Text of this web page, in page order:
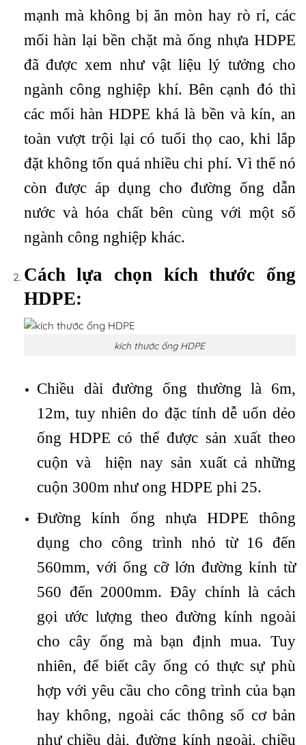
mạnh mà không bị ăn mòn hay rò rỉ, các
mối hàn lại bền chặt mà ống nhựa HDPE
đã được xem như vật liệu lý tưởng cho
ngành công nghiệp khí. Bên cạnh đó thì
các mối hàn HDPE khá là bền và kín, an
toàn vượt trội lại có tuổi thọ cao, khi lắp
đặt không tốn quá nhiều chi phí. Vì thế nó
còn được áp dụng cho đường ống dẫn
nước và hóa chất bên cùng với một số
ngành công nghiệp khác.
Cách lựa chọn kích thước ống
HDPE:
kích thước ống HDPE
Chiều dài đường ống thường là 6m,
12m, tuy nhiên do đặc tính dễ uốn dẻo
ống HDPE có thể được sản xuất theo
cuộn và hiện nay sản xuất cả những
cuộn 300m như ong HDPE phi 25.
Đường kính ống nhựa HDPE thông
dụng cho công trình nhỏ từ 16 đến
560mm, với ống cỡ lớn đường kính từ
560 đến 2000mm. Đây chính là cách
gọi ước lượng theo đường kính ngoài
cho cây ống mà bạn định mua. Tuy
nhiên, để biết cây ống có thực sự phù
hợp với yêu cầu cho công trình của bạn
hay không, ngoài các thông số cơ bản
như chiều dài, đường kính ngoài, chiều